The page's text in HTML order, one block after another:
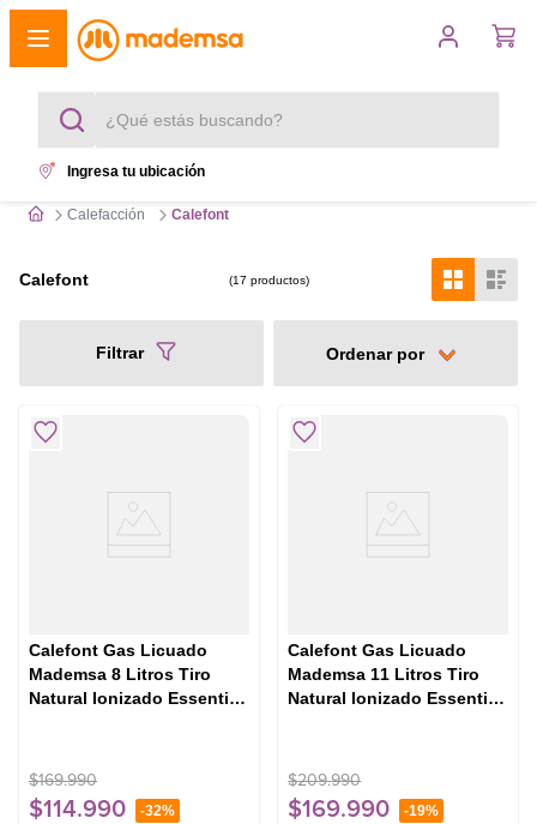
¿Qué estás buscando?
refrigerador
Ingresa tu ubicación
Calefacción Calefont
Calefont 17 productos
Filtrar
Calefont Gas Licuado
Mademsa 8 Litros Tiro
Natural Ionizado Essential
$169.990
$114.990 -32%
Calefont Gas Licuado
Mademsa 11 Litros Tiro
Natural Ionizado Essential
$209.990
$169.990 -19%